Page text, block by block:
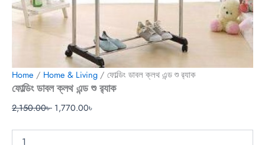
Home / Home & Living / ফোল্ডিং ডাবল ক্লথ এন্ড শু র‍্যাক
ফোল্ডিং ডাবল ক্লথ এন্ড শু র‍্যাক
2,150.00৳ 1,770.00৳